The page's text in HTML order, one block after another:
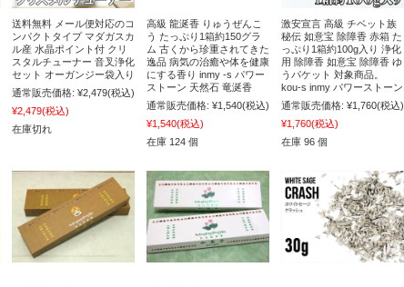
送料無料 メール便対応のコ
ンパクトタイプ マダガスカ
ル産 水晶ポイント付 クリ
スタルチューナー 音叉浄化
セット オーガンジー袋入り
通常販売価格: ¥2,479(税込)
¥2,479(税込)
在庫切れ
高級 龍涎香 りゅうぜんこ
う たっぷり1箱約150グラ
ム 古くから珍重されてきた
逸品 病気の治癒や体を健康
にする香り inmy -s パワー
ストーン 天然石 竜涎香
通常販売価格: ¥1,540(税込)
¥1,540(税込)
在庫 124 個
激安宣言 高級 チベット族
秘伝 如意宝 除障香 赤箱 た
っぷり1箱約100g入り 浄化
用 除障香 如意宝 除障香 ゆ
うパケット 対象商品。
kou-s inmy パワーストーン
通常販売価格: ¥1,760(税込)
¥1,760(税込)
在庫 96 個